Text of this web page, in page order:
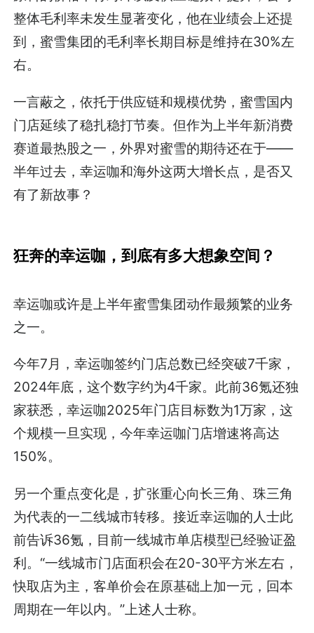
整体毛利率未发生显著变化，他在业绩会上还提
到，蜜雪集团的毛利率长期目标是维持在30%左
右。
一言蔽之，依托于供应链和规模优势，蜜雪国内
门店延续了稳扎稳打节奏。但作为上半年新消费
赛道最热股之一，外界对蜜雪的期待还在于——
半年过去，幸运咖和海外这两大增长点，是否又
有了新故事？
狂奔的幸运咖，到底有多大想象空间？
幸运咖或许是上半年蜜雪集团动作最频繁的业务
之一。
今年7月，幸运咖签约门店总数已经突破7千家，
2024年底，这个数字约为4千家。此前36氪还独
家获悉，幸运咖2025年门店目标数为1万家，这
个规模一旦实现，今年幸运咖门店增速将高达
150%。
另一个重点变化是，扩张重心向长三角、珠三角
为代表的一二线城市转移。接近幸运咖的人士此
前告诉36氪，目前一线城市单店模型已经验证盈
利。“一线城市门店面积会在20-30平方米左右，
快取店为主，客单价会在原基础上加一元，回本
周期在一年以内。”上述人士称。